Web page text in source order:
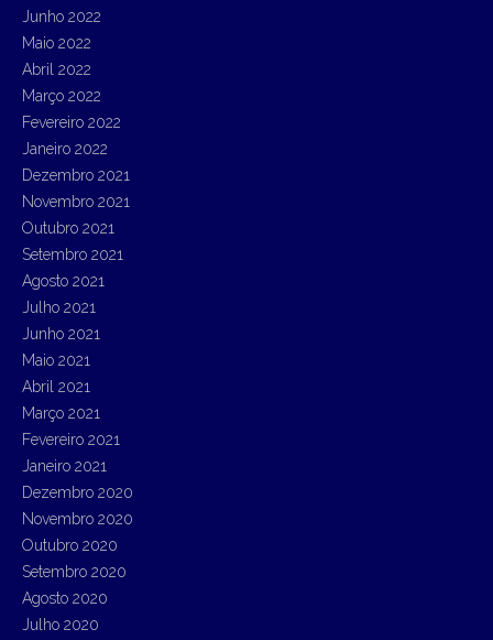
Junho 2022
Maio 2022
Abril 2022
Março 2022
Fevereiro 2022
Janeiro 2022
Dezembro 2021
Novembro 2021
Outubro 2021
Setembro 2021
Agosto 2021
Julho 2021
Junho 2021
Maio 2021
Abril 2021
Março 2021
Fevereiro 2021
Janeiro 2021
Dezembro 2020
Novembro 2020
Outubro 2020
Setembro 2020
Agosto 2020
Julho 2020